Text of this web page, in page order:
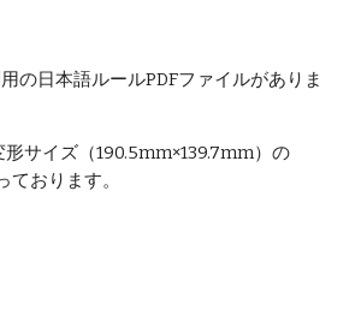
の日本語ルールPDFファイルがありま
サイズ（190.5mm×139.7mm）の
ております。